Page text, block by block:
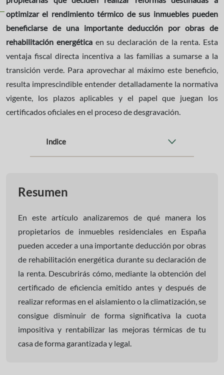
optimizar el rendimiento térmico de sus inmuebles pueden
beneficiarse de una importante deducción por obras de
rehabilitación energéticaen su declaración de la renta. Esta
ventaja fiscal directa incentiva a las familias a sumarse a la
transición verde. Para aprovechar al máximo este beneficio,
resulta imprescindible entender detalladamente la normativa
vigente, los plazos aplicables y el papel que juegan los
certificados oficiales en el proceso de desgravación.
Indice
Resumen
En este artículo analizaremos de qué manera los
propietarios de inmuebles residenciales en España
pueden acceder a una importante deducción por obras
de rehabilitación energética durante su declaración de
la renta. Descubrirás cómo, mediante la obtención del
certificado de eficiencia emitido antes y después de
realizar reformas en el aislamiento o la climatización, se
consigue disminuir de forma significativa la cuota
impositiva y rentabilizar las mejoras térmicas de tu
casa de forma garantizada y legal.